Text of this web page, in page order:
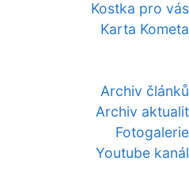
Kostka pro vás
Karta Kometa
Archiv článků
Archiv aktualit
Fotogalerie
Youtube kanál